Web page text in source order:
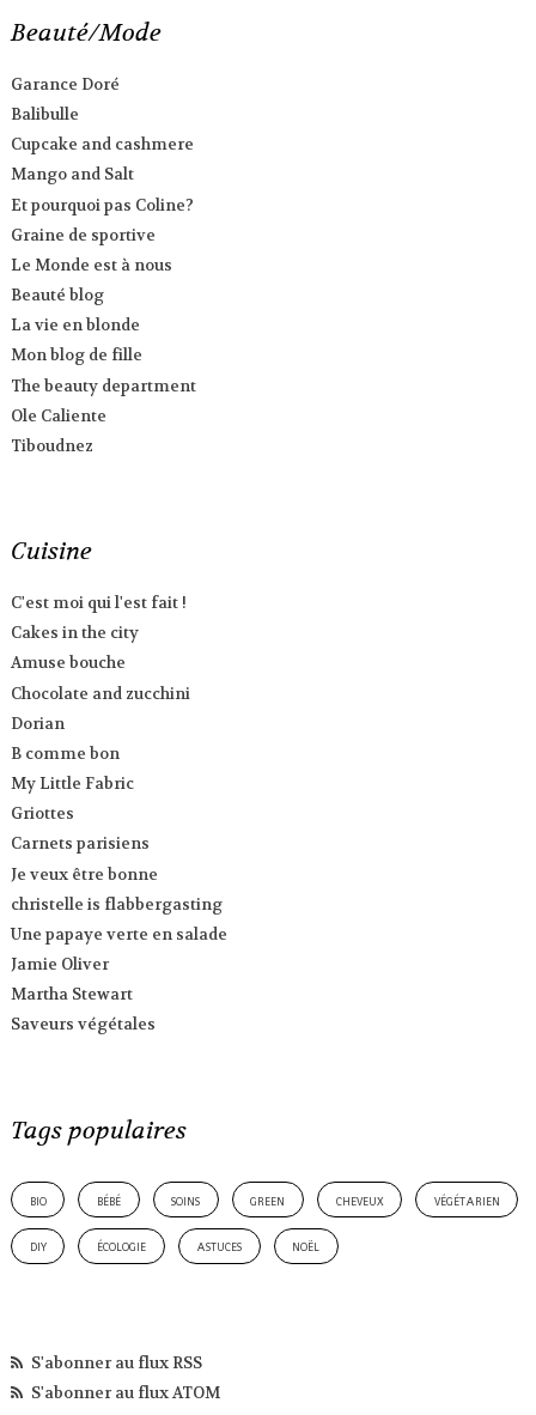
Beauté/Mode
Garance Doré
Balibulle
Cupcake and cashmere
Mango and Salt
Et pourquoi pas Coline?
Graine de sportive
Le Monde est à nous
Beauté blog
La vie en blonde
Mon blog de fille
The beauty department
Ole Caliente
Tiboudnez
Cuisine
C'est moi qui l'est fait !
Cakes in the city
Amuse bouche
Chocolate and zucchini
Dorian
B comme bon
My Little Fabric
Griottes
Carnets parisiens
Je veux être bonne
christelle is flabbergasting
Une papaye verte en salade
Jamie Oliver
Martha Stewart
Saveurs végétales
Tags populaires
bio bébé soins green cheveux végétarien
diy écologie astuces noël
S'abonner au flux RSS
S'abonner au flux ATOM